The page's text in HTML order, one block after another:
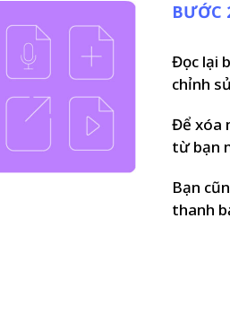
BƯỚC
Đọc lại
chỉnh
Để xóa
từ bạn
Bạn
thanh